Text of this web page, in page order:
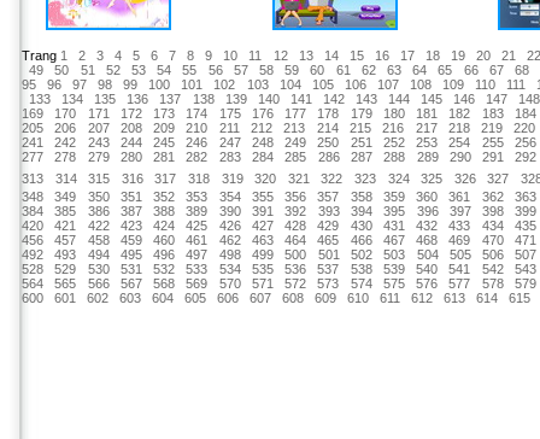
Trang 1 2 3 4 5 6 7 8 9 10 11 12 13 14 15 16 17 18 19 20 21
22
49
50 51 52 53 54 55 56 57 58 59 60 61 62 63 64 65 66 67
68
95
96 97 98 99 100 101 102 103 104 105 106 107 108 109 110 111
133
134 135 136 137 138 139 140 141 142 143 144 145 146 147
148
169
170 171 172 173 174 175 176 177 178 179 180 181 182 183
184
205
206 207 208 209 210 211 212 213 214 215 216 217 218 219
220
241
242 243 244 245 246 247 248 249 250 251 252 253 254 255
256
277
278 279 280 281 282 283 284 285 286 287 288 289 290 291
292
313
314 315 316 317 318 319 320 321 322 323 324 325 326 327
348
349 350 351 352 353 354 355 356 357 358 359 360 361 362
363
384
385 386 387 388 389 390 391 392 393 394 395 396 397 398
399
420
421 422 423 424 425 426 427 428 429 430 431 432 433 434
435
456
457 458 459 460 461 462 463 464 465 466 467 468 469 470
471
492
493 494 495 496 497 498 499 500 501 502 503 504 505 506
507
528
529 530 531 532 533 534 535 536 537 538 539 540 541 542
543
564
565 566 567 568 569 570 571 572 573 574 575 576 577 578
579
600
601 602 603 604 605 606 607 608 609 610 611 612 613 614 615